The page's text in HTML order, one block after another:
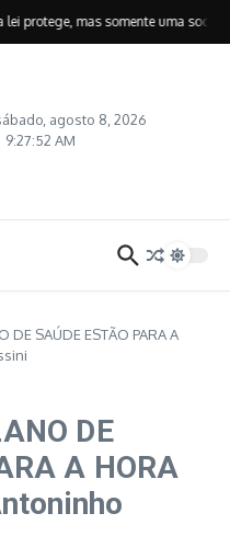
protege, mas somente uma
agosto 8, 2026
9:27:53 AM
DE SAÚDE ESTÃO PARA A
DE
A HORA